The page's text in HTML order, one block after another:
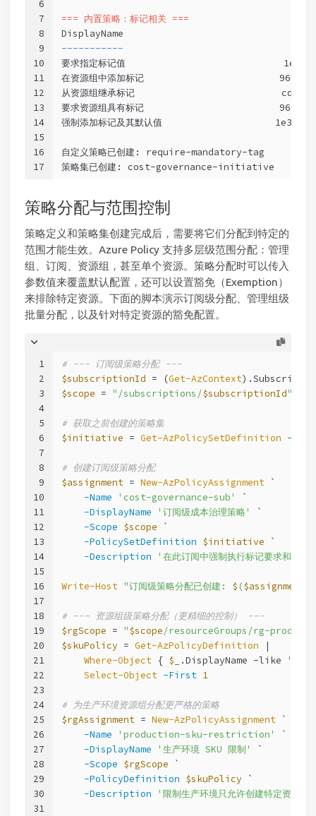
6
7
8
9
10
11
12
13
14
15
16
17
=== 内置策略：标记相关 ===
DisplayName                              Name
-----------
要求指定标记值                            1e30110a-
在资源组中添加标记
从资源组继承标记
要求资源组具有标记
强制添加标记及其默认值
自定义策略已创建: require-mandatory-tag
策略集已创建: cost-governance-initiative
策略分配与范围控制
策略定义和策略集创建完成后，需要将它们分配到特定的
范围才能生效。Azure Policy 支持多层级范围分配：管理
组、订阅、资源组，甚至单个资源。策略分配时可以传入
参数值来覆盖默认配置，还可以设置豁免（Exemption）
来排除特定资源。下面的脚本演示订阅级分配、管理组级
批量分配，以及针对特定资源的豁免配置。
1
2
3
4
5
6
7
8
9
10
11
12
13
14
15
16
17
18
19
20
21
22
23
24
25
26
27
28
29
30
31
# --- 订阅级策略分配 ---
$subscriptionId = (Get-AzContext
$scope = "/subscriptions/$subscriptionId"
# 获取之前创建的策略集
$initiative = Get-AzPolicySetDefinition -Name
# 创建订阅级策略分配
$assignment = New-AzPolicyAssignment `
-Name
'cost-governance-sub'
`
-DisplayName
'订阅级成本治理策略'
`
-Scope $scope `
-PolicySetDefinition $initiative `
-Description
'在此订阅中强制执行标记要求和区域
Write-Host "订阅级策略分配已创建: $ ($assignment
# --- 资源组级策略分配（更精细的控制） ---
$rgScope = "$scope/resourceGroups/rg-
$skuPolicy = Get-AzPolicyDefinition |
Where-Object { $_ .DisplayName -like
Select-Object -First 1
# 为生产环境资源组分配更严格的策略
$rgAssignment = New-AzPolicyAssignment `
-Name
'production-sku-restriction'
`
-DisplayName
'生产环境 SKU 限制'
`
-Scope $rgScope `
-PolicyDefinition $skuPolicy `
-Description
'限制生产环境只允许创建特定资源类